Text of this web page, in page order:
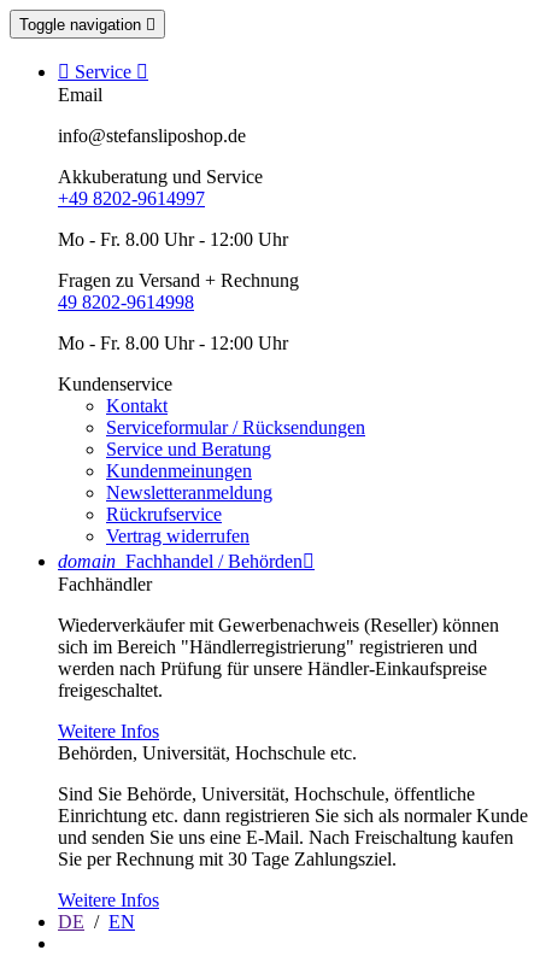
Toggle navigation 
 Service 
Email
info@stefansliposhop.de
Akkuberatung und Service
+49 8202-9614997
Mo - Fr. 8.00 Uhr - 12:00 Uhr
Fragen zu Versand + Rechnung
49 8202-9614998
Mo - Fr. 8.00 Uhr - 12:00 Uhr
Kundenservice
Kontakt
Serviceformular / Rücksendungen
Service und Beratung
Kundenmeinungen
Newsletteranmeldung
Rückrufservice
Vertrag widerrufen
domain Fachhandel / Behörden
Fachhändler
Wiederverkäufer mit Gewerbenachweis (Reseller) können
sich im Bereich "Händlerregistrierung" registrieren und
werden nach Prüfung für unsere Händler-Einkaufspreise
freigeschaltet.
Weitere Infos
Behörden, Universität, Hochschule etc.
Sind Sie Behörde, Universität, Hochschule, öffentliche
Einrichtung etc. dann registrieren Sie sich als normaler Kunde
und senden Sie uns eine E-Mail. Nach Freischaltung kaufen
Sie per Rechnung mit 30 Tage Zahlungsziel.
Weitere Infos
DE / EN